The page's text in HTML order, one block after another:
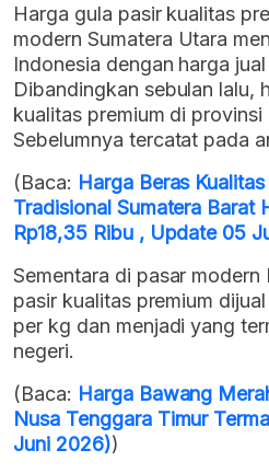
Harga gula pasir kualitas
modern Sumatera Utara
Indonesia dengan harga
Dibandingkan sebulan lalu,
kualitas premium di provinsi
Sebelumnya tercatat pada
(Baca: Harga Beras
Tradisional Sumatera Barat
Rp18,35 Ribu , Update 05
Sementara di pasar modern
pasir kualitas premium
per kg dan menjadi yang
negeri.
(Baca: Harga Bawang
Nusa Tenggara Timur
Juni 2026))